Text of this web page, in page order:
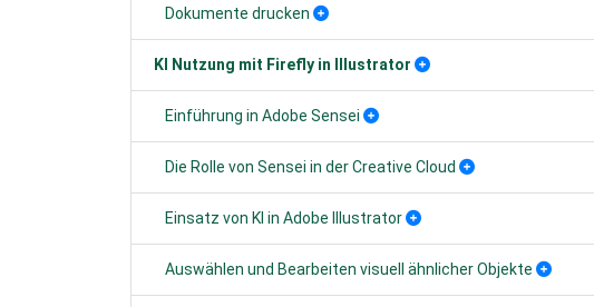
Dokumente drucken
KI Nutzung mit Firefly in Illustrator
Einführung in Adobe Sensei
Die Rolle von Sensei in der Creative Cloud
Einsatz von KI in Adobe Illustrator
Auswählen und Bearbeiten visuell ähnlicher Objekte